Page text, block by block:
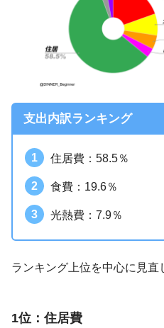
支出内訳ランキング
住居費：58.5％
食費：19.6％
光熱費：7.9％
ランキング上位を中心に見直
1位：住居費